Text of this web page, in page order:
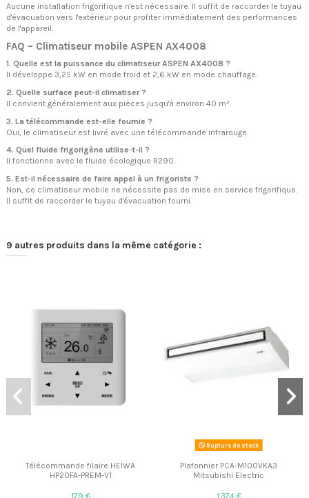
Aucune installation frigorifique n'est nécessaire. Il suffit de raccorder le tuyau
d'évacuation vers l'extérieur pour profiter immédiatement des performances
de l'appareil.
FAQ – Climatiseur mobile ASPEN AX4008
1. Quelle est la puissance du climatiseur ASPEN AX4008 ?
Il développe 3,25 kW en mode froid et 2,6 kW en mode chauffage.
2. Quelle surface peut-il climatiser ?
Il convient généralement aux pièces jusqu'à environ 40 m².
3. La télécommande est-elle fournie ?
Oui, le climatiseur est livré avec une télécommande infrarouge.
4. Quel fluide frigorigène utilise-t-il ?
Il fonctionne avec le fluide écologique R290.
5. Est-il nécessaire de faire appel à un frigoriste ?
Non, ce climatiseur mobile ne nécessite pas de mise en service frigorifique.
Il suffit de raccorder le tuyau d'évacuation fourni.
9 autres produits dans la même catégorie :
Télécommande filaire HEIWA
HP20FA-PREM-V1
179 €
Rupture de stock
Plafonnier PCA-M100VKA3
Mitsubishi Electric
1 374 €